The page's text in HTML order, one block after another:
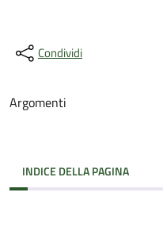
Condividi
Argomenti
INDICE DELLA PAGINA